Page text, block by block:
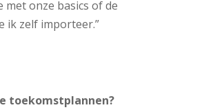
met onze basics of de
ik zelf importeer.”
toekomstplannen?